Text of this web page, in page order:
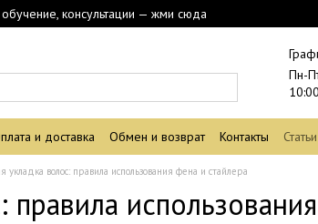
консультации — жми сюда
Пн-
и доставка Обмен и возврат Контакты Статьи
укладка волос: правила использования фена и стайлера
правила